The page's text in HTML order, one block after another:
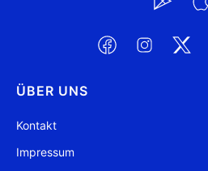
ÜBER UNS
Kontakt
Impressum